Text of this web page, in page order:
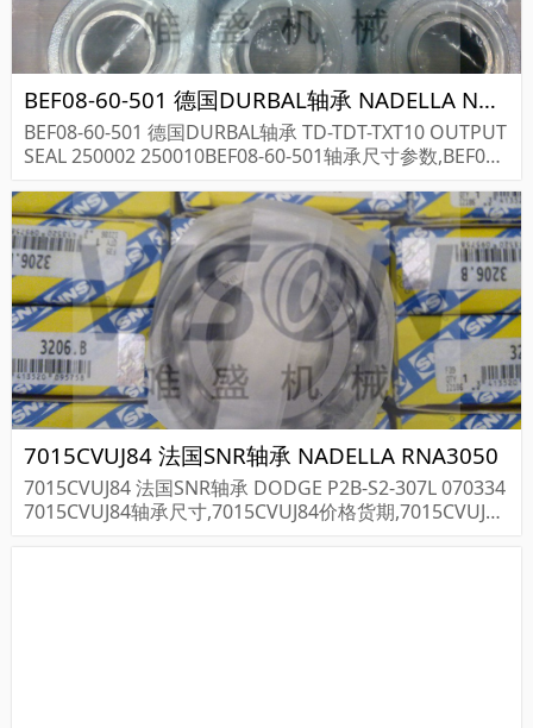
BEF08-60-501 德国DURBAL轴承 NADELLA NA2015
BEF08-60-501 德国DURBAL轴承 TD-TDT-TXT10 OUTPUT
SEAL 250002 250010BEF08-60-501轴承尺寸参数,BEF08-
7015CVUJ84 法国SNR轴承 NADELLA RNA3050
7015CVUJ84 法国SNR轴承 DODGE P2B-S2-307L 070334
7015CVUJ84轴承尺寸,7015CVUJ84价格货期,7015CVUJ84